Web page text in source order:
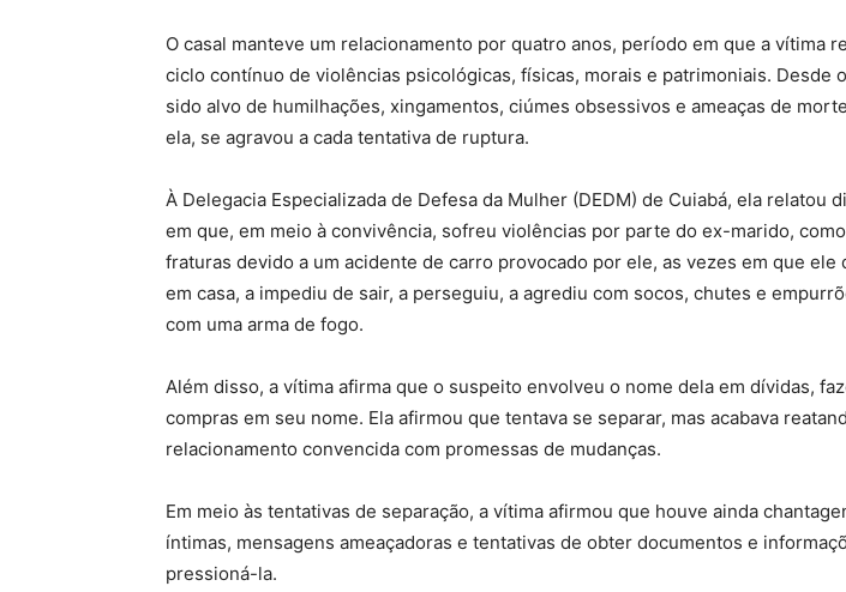
O casal manteve um relacionamento por quatro anos, período em que a vítima
ciclo contínuo de violências psicológicas, físicas, morais e patrimoniais. Desde
sido alvo de humilhações, xingamentos, ciúmes obsessivos e ameaças de
ela, se agravou a cada tentativa de ruptura.
À Delegacia Especializada de Defesa da Mulher (DEDM) de Cuiabá, ela relatou
em que, em meio à convivência, sofreu violências por parte do ex-marido,
fraturas devido a um acidente de carro provocado por ele, as vezes em que ele
em casa, a impediu de sair, a perseguiu, a agrediu com socos, chutes e
com uma arma de fogo.
Além disso, a vítima afirma que o suspeito envolveu o nome dela em dívidas,
compras em seu nome. Ela afirmou que tentava se separar, mas acabava
relacionamento convencida com promessas de mudanças.
Em meio às tentativas de separação, a vítima afirmou que houve ainda
íntimas, mensagens ameaçadoras e tentativas de obter documentos e
pressioná-la.